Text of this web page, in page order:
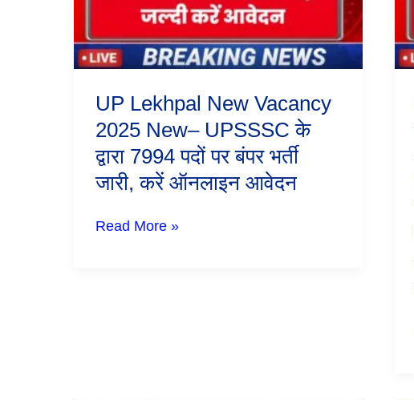
UP Lekhpal New Vacancy
2025 New– UPSSSC के
द्वारा 7994 पदों पर बंपर भर्ती
जारी, करें ऑनलाइन आवेदन
UPSSSC
द्वारा
7994
पदों
बंपर
भर्ती
जारी,
करें
ऑनलाइन
आवेदन
Read More »